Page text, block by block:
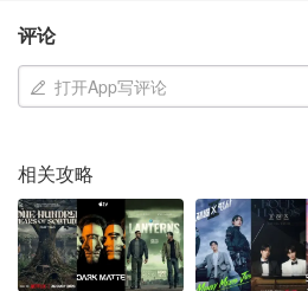
英国峰区交通
英国峰区周边围绕着曼彻斯特、
峰区内部有多个小镇，包括著名
评论
打开App写评论
相关攻略